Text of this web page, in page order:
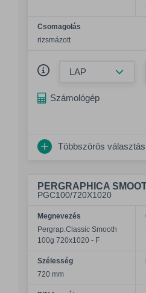
Csomagolás
rizsmázott
Számológép
Többszörös választás
PERGRAPHICA
PGC100/720X1020
Megnevezés
Pergrap.Classic Smooth
100g 720x1020 - F
Szélesség
720 mm